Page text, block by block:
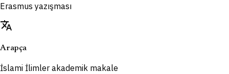
Erasmus yazışması
translate
Arapça
İslami İlimler akademik makale